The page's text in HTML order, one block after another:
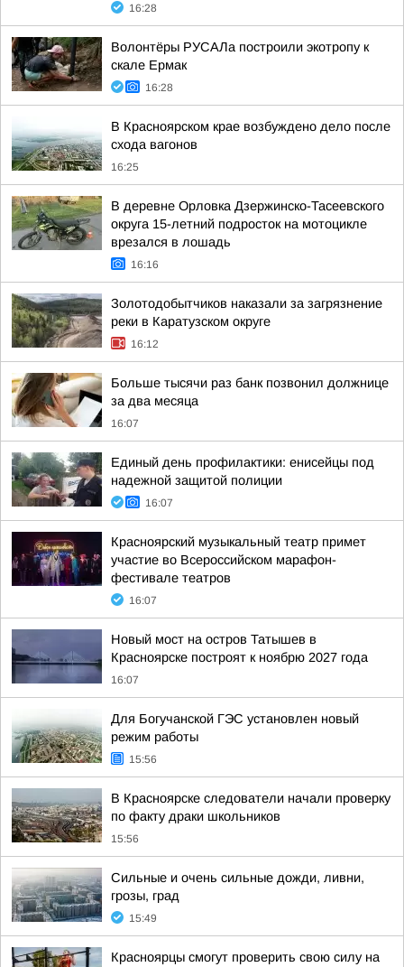
16:28
Волонтёры РУСАЛа построили экотропу к
скале Ермак
16:28
В Красноярском крае возбуждено дело после
схода вагонов
16:25
В деревне Орловка Дзержинско-Тасеевского
округа 15-летний подросток на мотоцикле
врезался в лошадь
16:16
Золотодобытчиков наказали за загрязнение
реки в Каратузском округе
16:12
Больше тысячи раз банк позвонил должнице
за два месяца
16:07
Единый день профилактики: енисейцы под
надежной защитой полиции
16:07
Красноярский музыкальный театр примет
участие во Всероссийском марафон-
фестивале театров
16:07
Новый мост на остров Татышев в
Красноярске построят к ноябрю 2027 года
16:07
Для Богучанской ГЭС установлен новый
режим работы
15:56
В Красноярске следователи начали проверку
по факту драки школьников
15:56
Сильные и очень сильные дожди, ливни,
грозы, град
15:49
Красноярцы смогут проверить свою силу на